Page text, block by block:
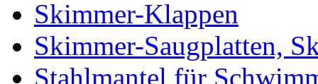
Skimmer-Klappen
Skimmer-Saugplatten,
Stahlmantel für